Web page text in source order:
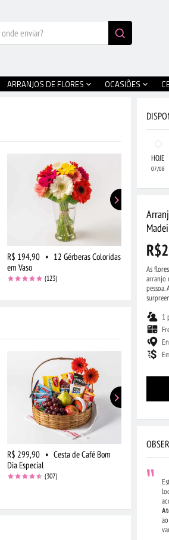
ARRANJOS DE FLORES OCASIÕES
R$ 194,90 • 12 Gérberas Coloridas
em Vaso
(123)
R$ 219,90
Chocolate
R$ 299,90 • Cesta de Café Bom
Dia Especial
(307)
R$ 264,90
Chocolate
HOJE
07/08
As
arranjo
pessoa.
1